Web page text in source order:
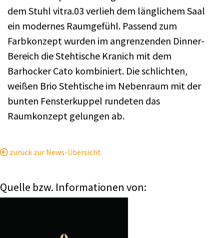
dem Stuhl vitra.03 verlieh dem länglichem Saal
ein modernes Raumgefühl. Passend zum
Farbkonzept wurden im angrenzenden Dinner-
Bereich die Stehtische Kranich mit dem
Barhocker Cato kombiniert. Die schlichten,
weißen Brio Stehtische im Nebenraum mit der
bunten Fensterkuppel rundeten das
Raumkonzept gelungen ab.
zurück zur News-Übersicht
Quelle bzw. Informationen von: